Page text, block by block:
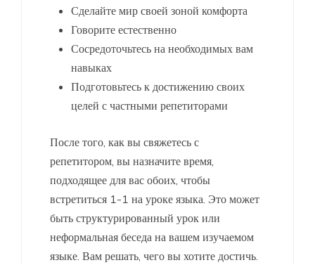
Сделайте мир своей зоной комфорта
Говорите естественно
Сосредоточьтесь на необходимых вам
навыках
Подготовьтесь к достижению своих
целей с частными репетиторами
После того, как вы свяжетесь с
репетитором, вы назначите время,
подходящее для вас обоих, чтобы
встретиться 1-1 на уроке языка. Это может
быть структурированный урок или
неформальная беседа на вашем изучаемом
языке. Вам решать, чего вы хотите достичь.